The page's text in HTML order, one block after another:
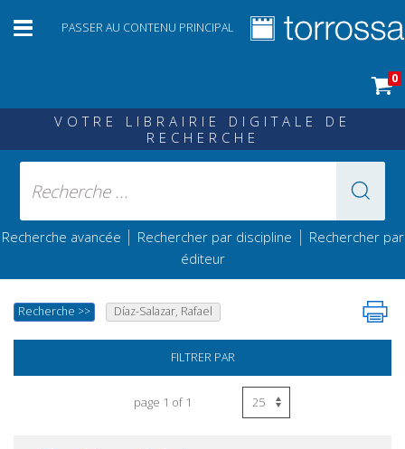
PASSER AU CONTENU PRINCIPAL
0
VOTRE LIBRAIRIE DIGITALE DE
RECHERCHE
Recherche avancée | Rechercher par discipline | Rechercher par
éditeur
Recherche >> Díaz-Salazar, Rafael
FILTRER PAR
page 1 of 1